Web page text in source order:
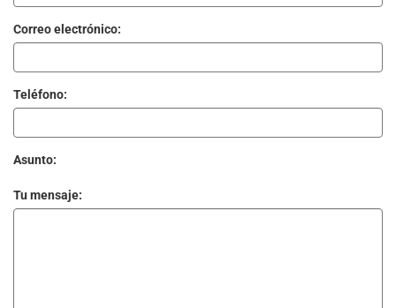
Correo electrónico:
Teléfono:
Asunto:
Tu mensaje: